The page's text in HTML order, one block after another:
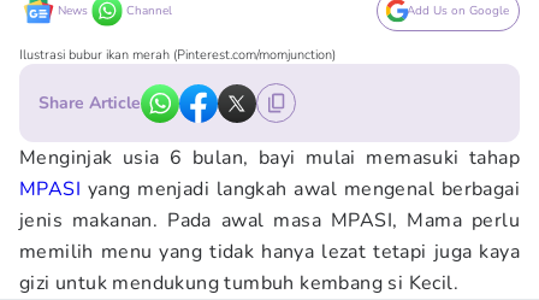
News Channel Add Us on Google
Ilustrasi bubur ikan merah (Pinterest.com/momjunction)
Share Article
Menginjak usia 6 bulan, bayi mulai memasuki tahap
MPASI yang menjadi langkah awal mengenal berbagai
jenis makanan. Pada awal masa MPASI, Mama perlu
memilih menu yang tidak hanya lezat tetapi juga kaya
gizi untuk mendukung tumbuh kembang si Kecil.